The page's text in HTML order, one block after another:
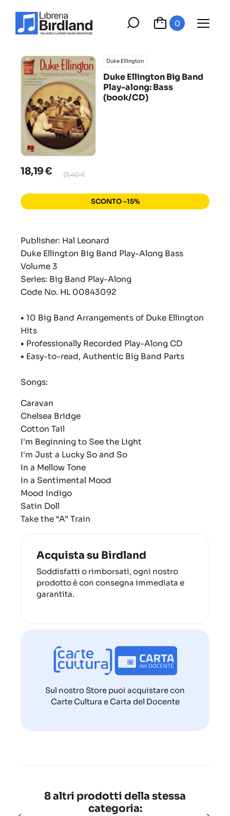
0
Duke Ellington
Duke Ellington Big Band
Play-along: Bass
(book/CD)
18,19 € 21,40 €
SCONTO -15%
Publisher: Hal Leonard
Duke Ellington Big Band Play-Along Bass
Volume 3
Series: Big Band Play-Along
Code No. HL 00843092
• 10 Big Band Arrangements of Duke Ellington
Hits
• Professionally Recorded Play-Along CD
• Easy-to-read, Authentic Big Band Parts
Songs:
Caravan
Chelsea Bridge
Cotton Tail
I'm Beginning to See the Light
I'm Just a Lucky So and So
In a Mellow Tone
In a Sentimental Mood
Mood Indigo
Satin Doll
Take the “A” Train
Acquista su Birdland
Soddisfatti o rimborsati, ogni nostro
prodotto è con consegna immediata e
garantita.
Sul nostro Store puoi acquistare con
Carte Cultura e Carta del Docente
8 altri prodotti della stessa
categoria: